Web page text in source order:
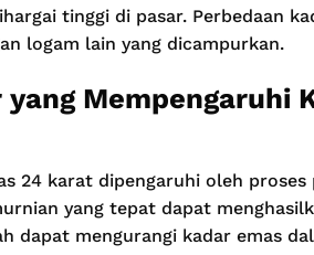
tinggi di pasar. Perbedaan
logam lain yang dicampurkan.
Mempengaruhi
24 karat dipengaruhi oleh
yang tepat dapat
dapat mengurangi kadar emas